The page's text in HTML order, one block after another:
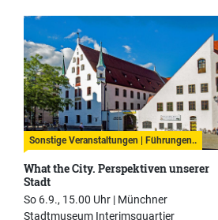
Sonstige Veranstaltungen | Führungen..
What the City. Perspektiven unserer
Stadt
So 6.9., 15.00 Uhr | Münchner
Stadtmuseum Interimsquartier